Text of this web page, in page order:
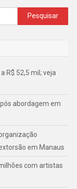
Pesquisar
por:
R$ 52,5 mil; veja
abordagem em
em Manaus
com artistas